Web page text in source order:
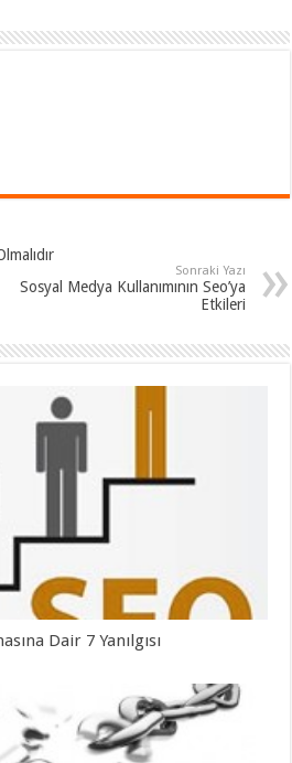
Sonraki Yazı
Sosyal Medya Kullanımının Seo’ya
Etkileri
Dair 7 Yanılgısı